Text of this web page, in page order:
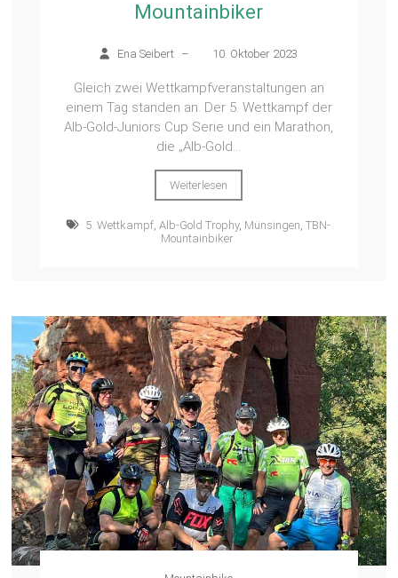
Mountainbiker
Ena Seibert – 10. Oktober 2023
Gleich zwei Wettkampfveranstaltungen an
einem Tag standen an. Der 5. Wettkampf der
Alb-Gold-Juniors Cup Serie und ein Marathon,
die „Alb-Gold...
Weiterlesen
5. Wettkampf, Alb-Gold Trophy, Münsingen, TBN-
Mountainbiker